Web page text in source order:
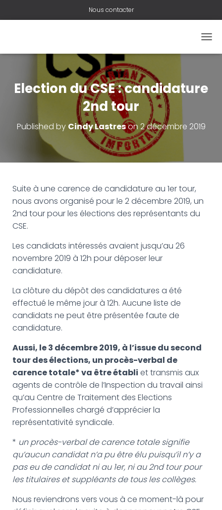
Nous contacter
U
R
Election du CSE : candidature
2nd tour
Published by Cindy Lastreson 2 décembre 2019
Suite à une carence de candidature au 1er tour,
nous avons organisé pour le 2 décembre 2019, un
2nd tour pour les élections des représentants du
CSE.
Les candidats intéressés avaient jusqu’au 26
novembre 2019 à 12h pour déposer leur
candidature.
La clôture du dépôt des candidatures a été
effectué le même jour à 12h. Aucune liste de
candidats ne peut être présentée faute de
candidature.
Aussi, le 3 décembre 2019, à l’issue du second
tour des élections, un procès-verbal de
carence totale* va être établi et transmis aux
agents de contrôle de l’Inspection du travail ainsi
qu’au Centre de Traitement des Elections
Professionnelles chargé d’apprécier la
représentativité syndicale.
* un procès-verbal de carence totale signifie
qu’aucun candidat n’a pu être élu puisqu’il n’y a
pas eu de candidat ni au 1er, ni au 2nd tour pour
les titulaires et suppléants de tous les collèges.
Nous reviendrons vers vous à ce moment-là pour